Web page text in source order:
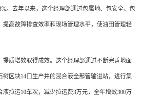
。去年以来，这个经理部通过包属地、包安全、包
提高故障排查效率和现场管理水平，使油田管理轻
提质增效取得成效。这个经理部通过不断完善地面
树区块14口生产井的混合液全部管输进站，进行集
拉运10车次，减少拉运费3万元，全年增效300万